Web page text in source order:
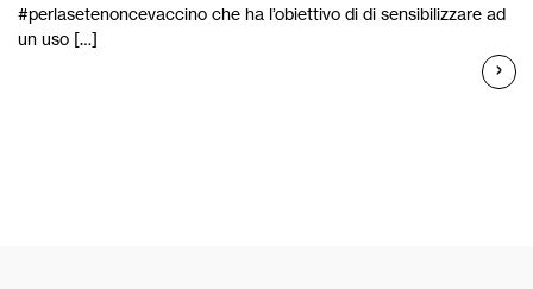
#perlasetenoncevaccino che ha l’obiettivo di di sensibilizzare ad
un uso […]